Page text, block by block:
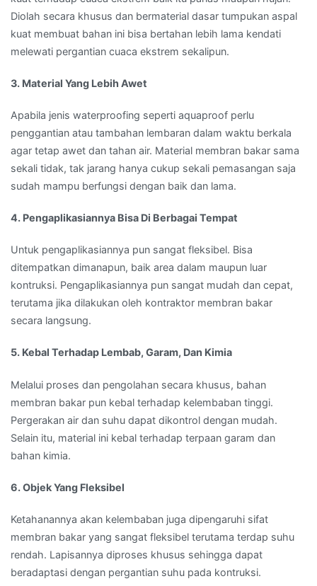
Diolah secara khusus dan bermaterial dasar tumpukan aspal
kuat membuat bahan ini bisa bertahan lebih lama kendati
melewati pergantian cuaca ekstrem sekalipun.
3. Material Yang Lebih Awet
Apabila jenis waterproofing seperti aquaproof perlu
penggantian atau tambahan lembaran dalam waktu berkala
agar tetap awet dan tahan air. Material membran bakar sama
sekali tidak, tak jarang hanya cukup sekali pemasangan saja
sudah mampu berfungsi dengan baik dan lama.
4. Pengaplikasiannya Bisa Di Berbagai Tempat
Untuk pengaplikasiannya pun sangat fleksibel. Bisa
ditempatkan dimanapun, baik area dalam maupun luar
kontruksi. Pengaplikasiannya pun sangat mudah dan cepat,
terutama jika dilakukan oleh kontraktor membran bakar
secara langsung.
5. Kebal Terhadap Lembab, Garam, Dan Kimia
Melalui proses dan pengolahan secara khusus, bahan
membran bakar pun kebal terhadap kelembaban tinggi.
Pergerakan air dan suhu dapat dikontrol dengan mudah.
Selain itu, material ini kebal terhadap terpaan garam dan
bahan kimia.
6. Objek Yang Fleksibel
Ketahanannya akan kelembaban juga dipengaruhi sifat
membran bakar yang sangat fleksibel terutama terdap suhu
rendah. Lapisannya diproses khusus sehingga dapat
beradaptasi dengan pergantian suhu pada kontruksi.